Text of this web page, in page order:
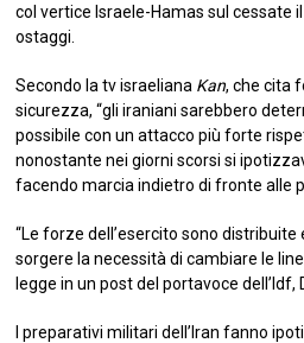
col vertice Israele-Hamas sul cessate
ostaggi.
Secondo la tv israeliana Kan, che cita
sicurezza, “gli iraniani sarebbero
possibile con un attacco più forte
nonostante nei giorni scorsi si
facendo marcia indietro di fronte alle
“Le forze dell’esercito sono
sorgere la necessità di cambiare le
legge in un post del portavoce dell’Idf,
I preparativi militari dell’Iran fanno